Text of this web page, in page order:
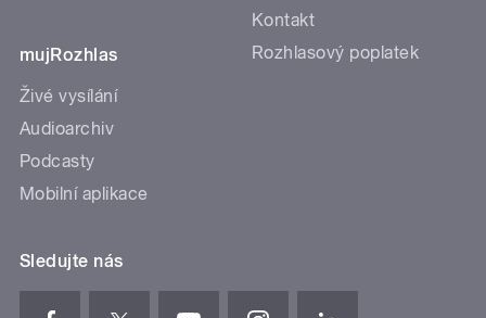
mujRozhlas
Živé vysílání
Audioarchiv
Podcasty
Mobilní aplikace
Kontakt
Rozhlasový poplatek
Sledujte nás